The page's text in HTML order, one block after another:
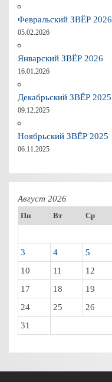
Февральский ЗВЁР 2026
05.02.2026
Январский ЗВЁР 2026
16.01.2026
Декабрьский ЗВЁР 2025
09.12.2025
Ноябрьский ЗВЁР 2025
06.11.2025
Август 2026
Пн Вт Ср
3
4 5
10
11 12
17
18 19
24
25 26
31